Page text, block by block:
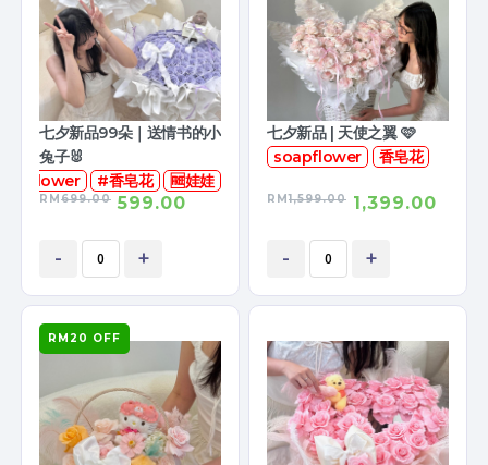
七夕新品99朵｜送情书的小
兔子🐰
#香皂花 🆓娃娃
RM699.00 599.00
- +
七夕新品 | 天使之翼 🩷
soapflower
香皂花
RM1,599.00 1,399.00
- +
RM20 OFF